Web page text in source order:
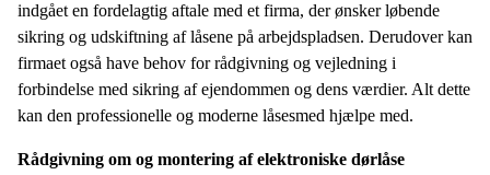
indgået en fordelagtig aftale med et firma, der ønsker løbende
sikring og udskiftning af låsene på arbejdspladsen. Derudover kan
firmaet også have behov for rådgivning og vejledning i
forbindelse med sikring af ejendommen og dens værdier. Alt dette
kan den professionelle og moderne låsesmed hjælpe med.
Rådgivning om og montering af elektroniske dørlåse